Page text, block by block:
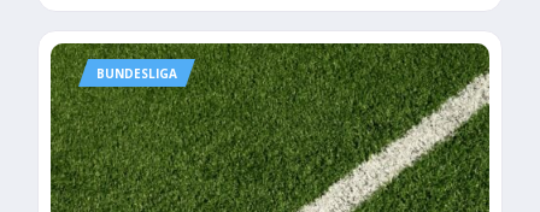
BUNDESLIGA